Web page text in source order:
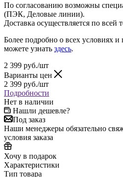
По согласованию возможны
(ПЭК, Деловые линии).
Доставка осуществляется по всей
Более подробно о всех условиях и
можете узнать здесь.
2 399 руб./шт
Варианты цен
2 399 руб./шт
Подробности
Нет в наличии
Нашли дешевле?
Под заказ
Наши менеджеры обязательно
условия заказа
Хочу в подарок
Характеристики
Тип товара